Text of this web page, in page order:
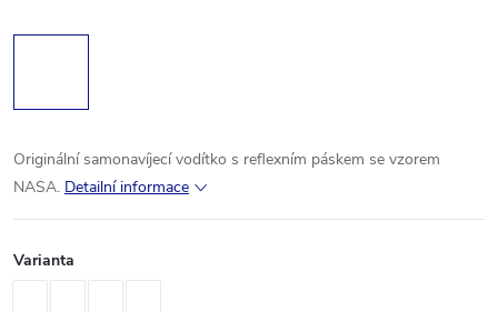
Originální samonavíjecí vodítko s reflexním páskem se vzorem
NASA. Detailní informace
Varianta